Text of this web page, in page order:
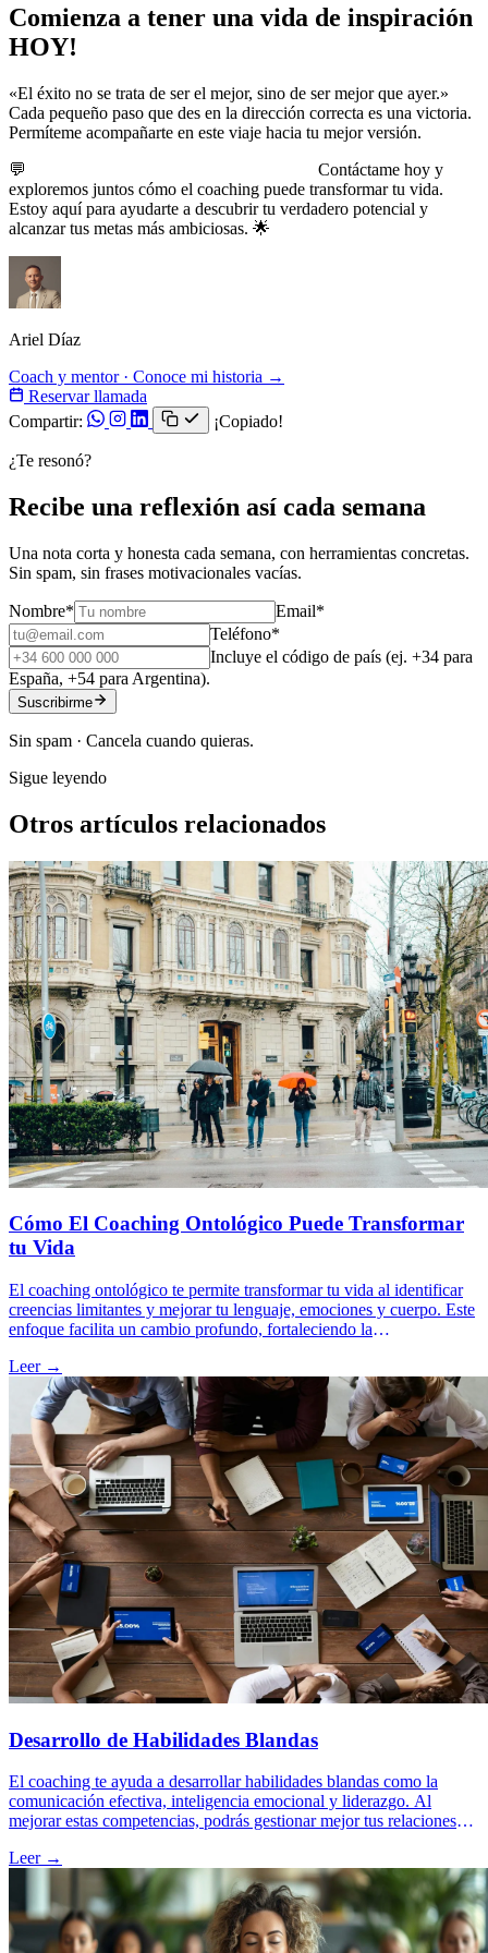
Comienza a tener una vida de inspiración
HOY!
«El éxito no se trata de ser el mejor, sino de ser mejor que ayer.»
Cada pequeño paso que des en la dirección correcta es una victoria.
Permíteme acompañarte en este viaje hacia tu mejor versión.
💬
Contáctame hoy y
exploremos juntos cómo el coaching puede transformar tu vida.
Estoy aquí para ayudarte a descubrir tu verdadero potencial y
alcanzar tus metas más ambiciosas. 🌟
Ariel Díaz
Coach y mentor · Conoce mi historia →
Reservar llamada
Compartir:
¡Copiado!
¿Te resonó?
Recibe una reflexión así cada semana
Una nota corta y honesta cada semana, con herramientas concretas.
Sin spam, sin frases motivacionales vacías.
Nombre* Email*
Teléfono*
Incluye el código de país (ej. +34 para
España, +54 para Argentina).
Suscribirme
Sin spam · Cancela cuando quieras.
Sigue leyendo
Otros artículos relacionados
Cómo El Coaching Ontológico Puede Transformar
tu Vida
El coaching ontológico te permite transformar tu vida al identificar
creencias limitantes y mejorar tu lenguaje, emociones y cuerpo. Este
enfoque facilita un cambio profundo, fortaleciendo la
Leer →
Desarrollo de Habilidades Blandas
El coaching te ayuda a desarrollar habilidades blandas como la
comunicación efectiva, inteligencia emocional y liderazgo. Al
mejorar estas competencias, podrás gestionar mejor tus relaciones
áreas de tu vida.
Leer →